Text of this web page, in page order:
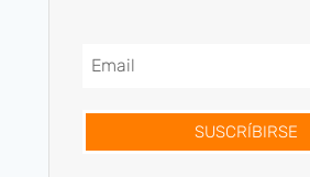
SUSCRÍBIRSE